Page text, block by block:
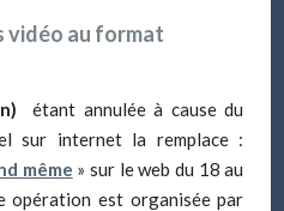
vidéo au format
étant annulée à cause du
sur internet la remplace :
même » sur le web du 18 au
opération est organisée par